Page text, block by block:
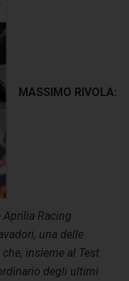
MASSIMO RIVOLA:
Racing
una delle
insieme al Test
degli ultimi